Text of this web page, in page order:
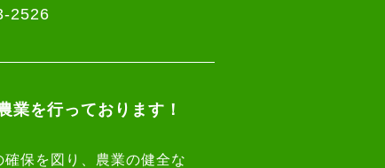
2526
業を行っております！
保を図り、農業の健全な